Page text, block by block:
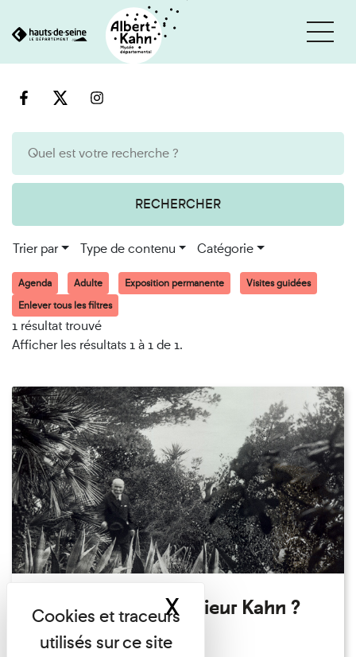
au
RECHERCHER
Trier par Type de contenu Catégorie
Agenda Adulte Exposition permanente
Visites guidées
Enlever tous les filtres
1 résultat trouvé
Afficher les résultats 1 à 1 de 1.
Qui êtes-vous Monsieur Kahn ?
Exposition permanente
Cookies et traceurs utilisés sur ce site
XMasquer le